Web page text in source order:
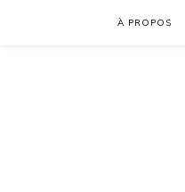
À PROPOS